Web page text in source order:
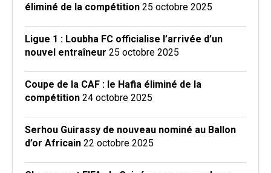
éliminé de la compétition 25 octobre 2025
Ligue 1 : Loubha FC officialise l’arrivée d’un
nouvel entraîneur 25 octobre 2025
Coupe de la CAF : le Hafia éliminé de la
compétition 24 octobre 2025
Serhou Guirassy de nouveau nominé au Ballon
d’or Africain 22 octobre 2025